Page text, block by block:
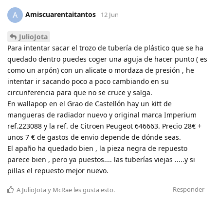
A Amiscuarentaitantos 12 Jun
JulioJota
Para intentar sacar el trozo de tubería de plástico que se ha
quedado dentro puedes coger una aguja de hacer punto ( es
como un arpón) con un alicate o mordaza de presión , he
intentar ir sacando poco a poco cambiando en su
circunferencia para que no se cruce y salga.
En wallapop en el Grao de Castellón hay un kitt de
mangueras de radiador nuevo y original marca Imperium
ref.223088 y la ref. de Citroen Peugeot 646663. Precio 28€ +
unos 7 € de gastos de envio depende de dónde seas.
El apaño ha quedado bien , la pieza negra de repuesto
parece bien , pero ya puestos.... las tuberías viejas .....y si
pillas el repuesto mejor nuevo.
Responder
A JulioJotay McRae les gusta esto.